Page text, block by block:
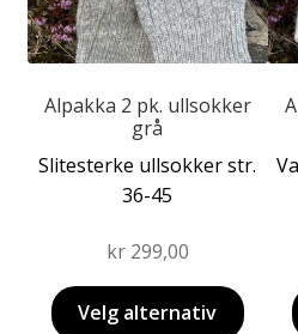
Alpakka 2 pk. ullsokker
grå
Slitesterke ullsokker str.
36-45
kr299,00
Velg alternativ
kan
velges
produktsiden